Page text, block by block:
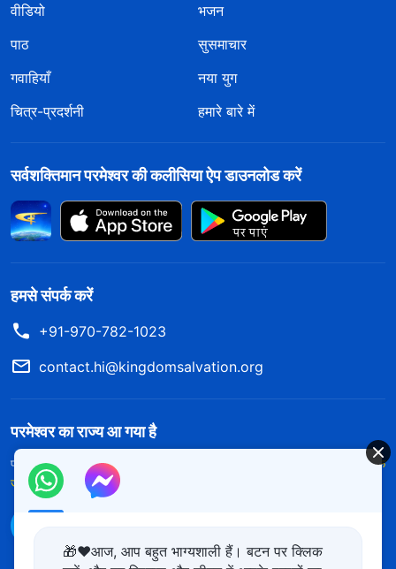
वीडियो
भजन
पाठ
सुसमाचार
गवाहियाँ
नया युग
चित्र-प्रदर्शनी
हमारे बारे में
सर्वशक्तिमान परमेश्वर की कलीसिया ऐप डाउनलोड करें
हमसे संपर्क करें
+91-970-782-1023
contact.hi@kingdomsalvation.org
परमेश्वर का राज्य आ गया है
परमेश्वर का राज्य पृथ्वी पर आ गया है! क्या आप इसमें प्रवेश करना चाहते हैं?
और अधिक
जानें
🎁❤️आज, आप बहुत भाग्यशाली हैं। बटन पर क्लिक